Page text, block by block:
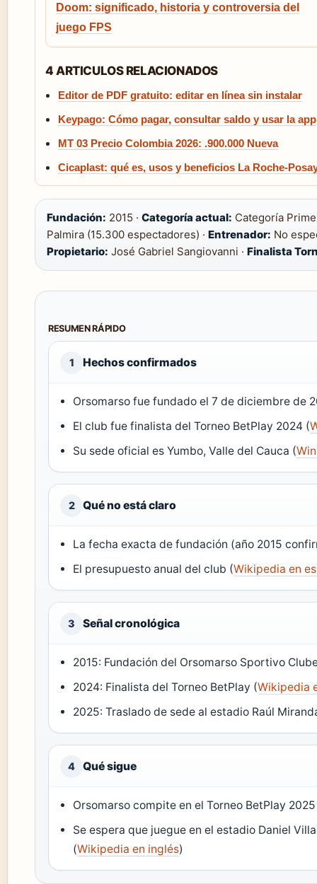
Doom: significado, historia y controversia del
juego FPS
4 ARTICULOS RELACIONADOS
Editor de PDF gratuito: editar en línea sin instalar
Keypago: Cómo pagar, consultar saldo y usar la app
MT 03 Precio Colombia 2026: .900.000 Nueva
Cicaplast: qué es, usos y beneficios La Roche-
Fundación: 2015 · Categoría actual: Categoría
Palmira (15.300 espectadores) · Entrenador: No
Propietario: José Gabriel Sangiovanni · Finalista
RESUMEN RÁPIDO
1 Hechos confirmados
Orsomarso fue fundado el 7 de diciembre de
El club fue finalista del Torneo BetPlay 2024 (
Su sede oficial es Yumbo, Valle del Cauca (
2 Qué no está claro
La fecha exacta de fundación (año 2015
El presupuesto anual del club (Wikipedia en
3 Señal cronológica
2015: Fundación del Orsomarso Sportivo
2024: Finalista del Torneo BetPlay (Wikipedia
2025: Traslado de sede al estadio Raúl
4 Qué sigue
Orsomarso compite en el Torneo BetPlay
Se espera que juegue en el estadio Daniel
(Wikipedia en inglés)